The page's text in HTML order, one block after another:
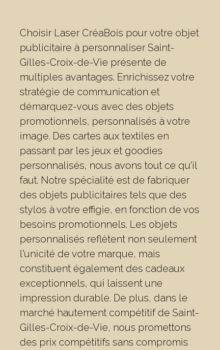
Choisir Laser CréaBois pour votre objet
publicitaire à personnaliser Saint-
Gilles-Croix-de-Vie présente de
multiples avantages. Enrichissez votre
stratégie de communication et
démarquez-vous avec des objets
promotionnels, personnalisés à votre
image. Des cartes aux textiles en
passant par les jeux et goodies
personnalisés, nous avons tout ce qu'il
faut. Notre spécialité est de fabriquer
des objets publicitaires tels que des
stylos à votre effigie, en fonction de vos
besoins promotionnels. Les objets
personnalisés reflètent non seulement
l'unicité de votre marque, mais
constituent également des cadeaux
exceptionnels, qui laissent une
impression durable. De plus, dans le
marché hautement compétitif de Saint-
Gilles-Croix-de-Vie, nous promettons
des prix compétitifs sans compromis